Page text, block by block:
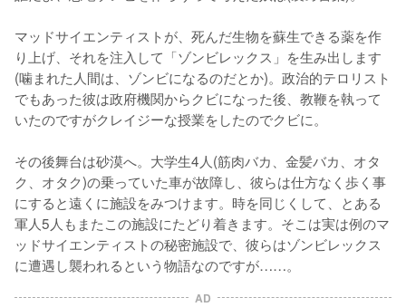
マッドサイエンティストが、死んだ生物を蘇生できる薬を作
り上げ、それを注入して「ゾンビレックス」を生み出します
(噛まれた人間は、ゾンビになるのだとか)。政治的テロリスト
でもあった彼は政府機関からクビになった後、教鞭を執って
いたのですがクレイジーな授業をしたのでクビに。
その後舞台は砂漠へ。大学生4人(筋肉バカ、金髪バカ、オタ
ク、オタク)の乗っていた車が故障し、彼らは仕方なく歩く事
にすると遠くに施設をみつけます。時を同じくして、とある
軍人5人もまたこの施設にたどり着きます。そこは実は例のマ
ッドサイエンティストの秘密施設で、彼らはゾンビレックス
に遭遇し襲われるという物語なのですが……。
AD